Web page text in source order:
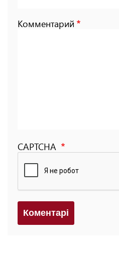
Комментарий
CAPTCHA
Коментарi